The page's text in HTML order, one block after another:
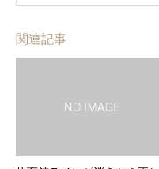
関連記事